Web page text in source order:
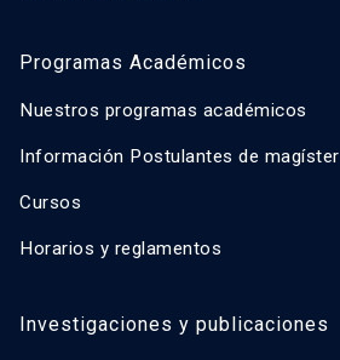
Programas Académicos
Nuestros programas académicos
Información Postulantes de magíster
Cursos
Horarios y reglamentos
Investigaciones y publicaciones